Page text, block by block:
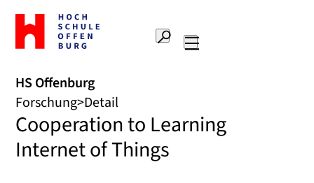
Zur
Startseite
Hochschule
Suche
HS Offenburg
Forschung Detail
Cooperation to Learning
Internet of Things